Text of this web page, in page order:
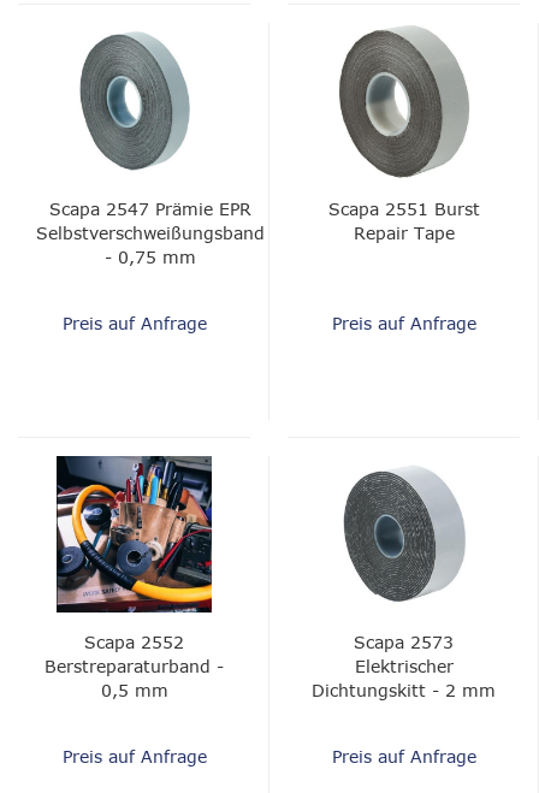
Scapa 2547 Prämie EPR
Selbstverschweißungsband
- 0,75 mm
Preis auf Anfrage
Scapa 2551 Burst
Repair Tape
Preis auf Anfrage
Scapa 2552
Berstreparaturband -
0,5 mm
Preis auf Anfrage
Scapa 2573
Elektrischer
Dichtungskitt - 2 mm
Preis auf Anfrage